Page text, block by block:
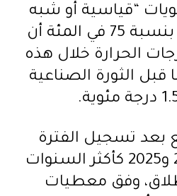
“قياسية أو شبه
قياسية”، مرجحة بنسبة 75 في المئة أن
الحرارة خلال هذه
الثورة الصناعية
بعد تسجيل الفترة
الممتدة بين 2015 و2025 كأكثر السنوات
وفق معطيات